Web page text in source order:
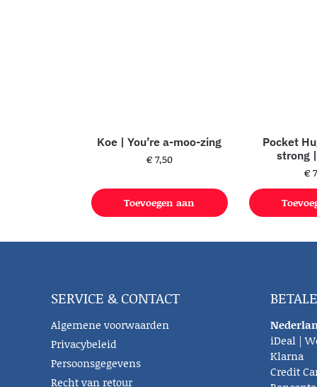
Koe | You’re a-moo-zing
€7,50
Toevoegen aan
Pocket
strong
€
SERVICE & CONTACT
Algemene voorwaarden
Privacybeleid
Persoonsgegevens
Recht van retour
iDeal |
Klarna
Credit